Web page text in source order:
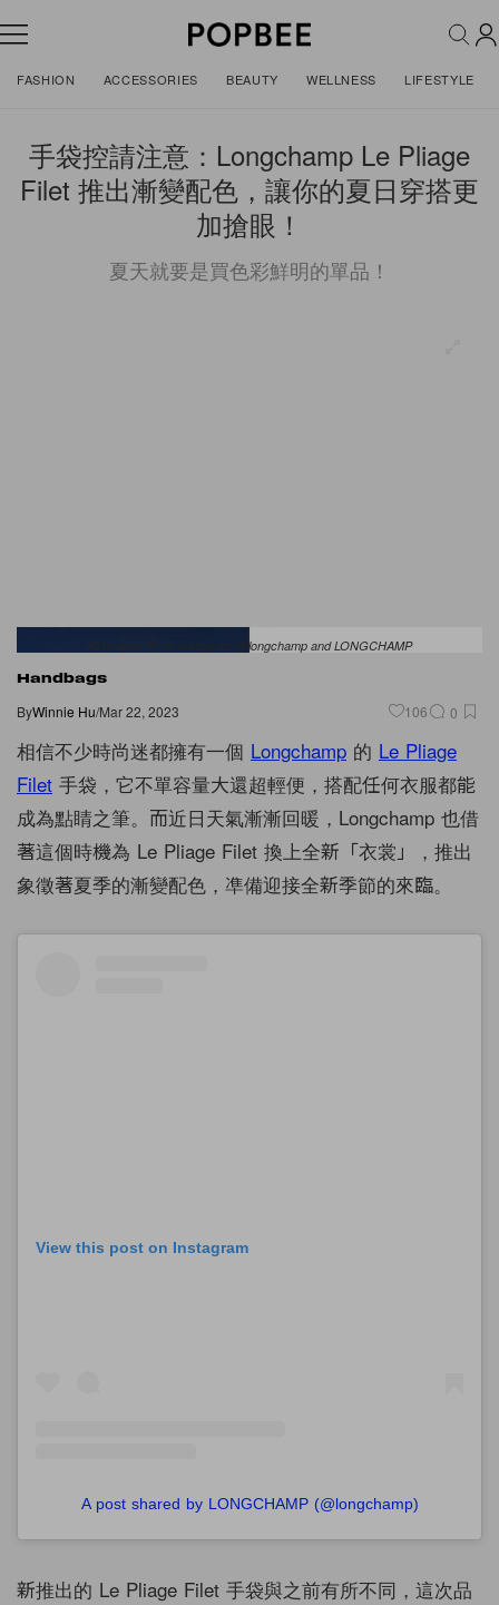
FASHION ACCESSORIES BEAUTY WELLNESS LIFESTYLE
手袋控請注意：Longchamp Le Pliage
Filet 推出漸變配色，讓你的夏日穿搭更
加搶眼！
夏天就要是買色彩鮮明的單品！
All Images From Instagram @longchamp and LONGCHAMP
Handbags
ByWinnie Hu/Mar 22, 2023 106 0
相信不少時尚迷都擁有一個 Longchamp 的 Le Pliage
Filet 手袋，它不單容量大還超輕便，搭配任何衣服都能
成為點睛之筆。而近日天氣漸漸回暖，Longchamp 也借
著這個時機為 Le Pliage Filet 換上全新「衣裳」，推出
象徵著夏季的漸變配色，凖備迎接全新季節的來臨。
View this post on Instagram
A post shared by LONGCHAMP (@longchamp)
新推出的 Le Pliage Filet 手袋與之前有所不同，這次品